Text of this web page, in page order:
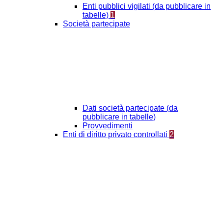
Enti pubblici vigilati (da pubblicare in
tabelle) 1
Società partecipate
Dati società partecipate (da
pubblicare in tabelle)
Provvedimenti
Enti di diritto privato controllati 2